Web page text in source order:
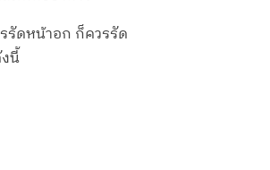
รัดหน้าอก ก็ควรรัด
นี้